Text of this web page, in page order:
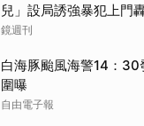
兒」設局誘強暴犯上門
鏡週刊
白海豚颱風海警14：30
圍曝
自由電子報